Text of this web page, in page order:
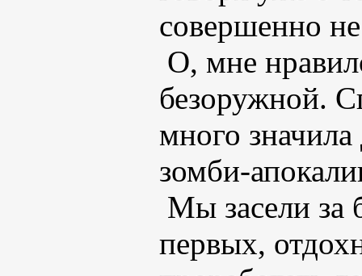
совершенно
О, мне
безоружной.
много
зомби-
Мы засели за
первых,